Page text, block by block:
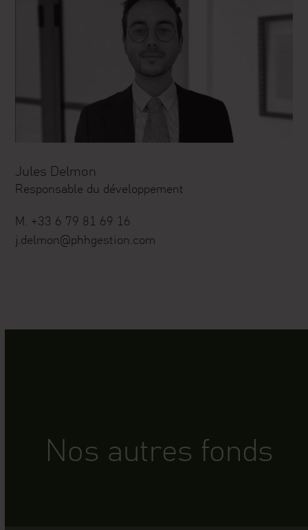
Jules Delmon
Responsable du développement
M. +33 6 79 81 69 16
j.delmon@phhgestion.com
Nos autres fonds